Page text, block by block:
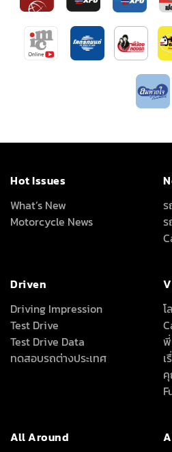
Hot Issues
What’s New
Motorcycle News
ร
ร
Driven
Driving Impression
Test Drive
Test Drive Data
ทดสอบรถต่างประเทศ
All Around